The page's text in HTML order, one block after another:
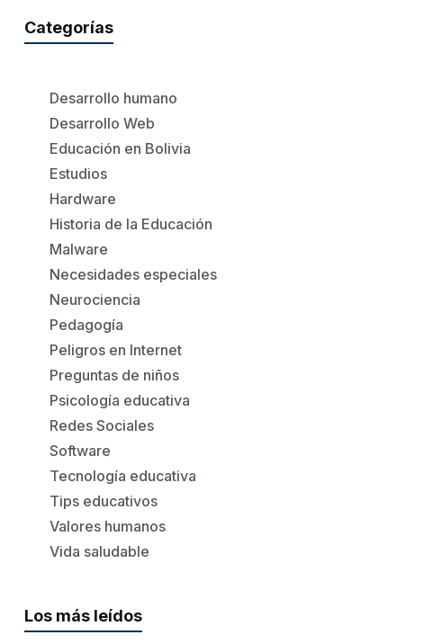
Categorías
Desarrollo humano
Desarrollo Web
Educación en Bolivia
Estudios
Hardware
Historia de la Educación
Malware
Necesidades especiales
Neurociencia
Pedagogía
Peligros en Internet
Preguntas de niños
Psicología educativa
Redes Sociales
Software
Tecnología educativa
Tips educativos
Valores humanos
Vida saludable
Los más leídos